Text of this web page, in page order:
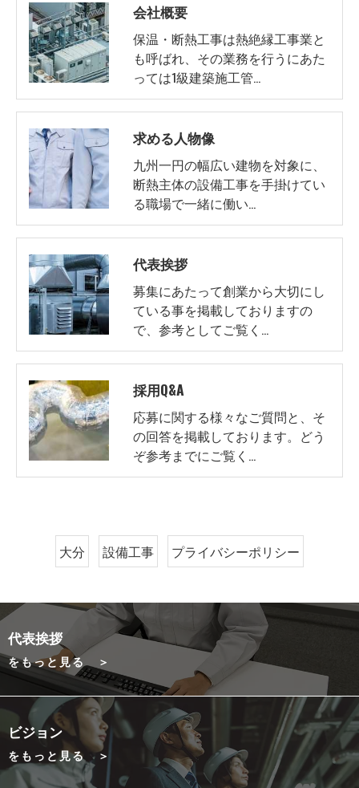
会社概要
保温・断熱工事は熱絶縁工事業と
も呼ばれ、その業務を行うにあた
っては1級建築施工管…
求める人物像
九州一円の幅広い建物を対象に、
断熱主体の設備工事を手掛けてい
る職場で一緒に働い…
代表挨拶
募集にあたって創業から大切にし
ている事を掲載しておりますの
で、参考としてご覧く…
採用Q&A
応募に関する様々なご質問と、そ
の回答を掲載しております。どう
ぞ参考までにご覧く…
大分 設備工事 プライバシーポリシー
代表挨拶
をもっと見る ＞
ビジョン
をもっと見る ＞